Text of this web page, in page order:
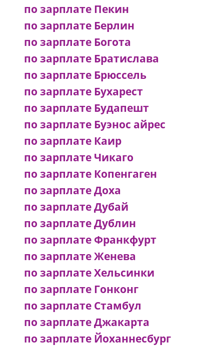
по зарплате Пекин
по зарплате Берлин
по зарплате Богота
по зарплате Братислава
по зарплате Брюссель
по зарплате Бухарест
по зарплате Будапешт
по зарплате Буэнос айрес
по зарплате Каир
по зарплате Чикаго
по зарплате Копенгаген
по зарплате Доха
по зарплате Дубай
по зарплате Дублин
по зарплате Франкфурт
по зарплате Женева
по зарплате Хельсинки
по зарплате Гонконг
по зарплате Стамбул
по зарплате Джакарта
по зарплате Йоханнесбург